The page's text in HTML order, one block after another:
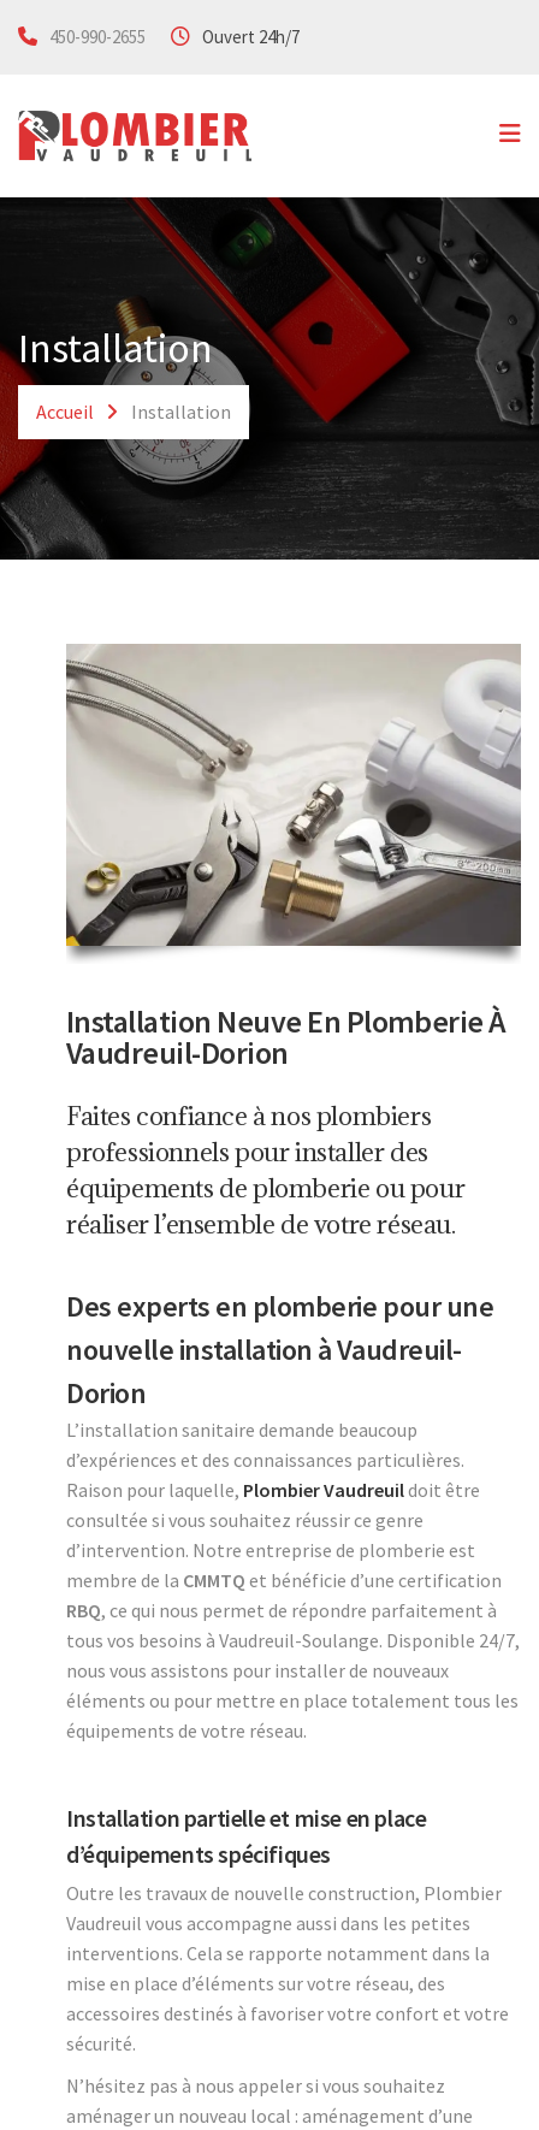
Accueil
Spécialités
Urgence
450-990-2655 Ouvert 24h/7
Installation
Accueil Installation
Installation Neuve En Plomberie À
Vaudreuil-Dorion
Faites confiance à nos plombiers
professionnels pour installer des
équipements de plomberie ou pour
réaliser l’ensemble de votre réseau.
Des experts en plomberie pour une
nouvelle installation à Vaudreuil-
Dorion
L’installation sanitaire demande beaucoup
d’expériences et des connaissances particulières.
Raison pour laquelle, Plombier Vaudreuildoit être
consultée si vous souhaitez réussir ce genre
d’intervention. Notre entreprise de plomberie est
membre de la CMMTQ et bénéficie d’une certification
RBQ, ce qui nous permet de répondre parfaitement à
tous vos besoins à Vaudreuil-Soulange. Disponible 24/7,
nous vous assistons pour installer de nouveaux
éléments ou pour mettre en place totalement tous les
équipements de votre réseau.
Installation partielle et mise en place
d’équipements spécifiques
Outre les travaux de nouvelle construction, Plombier
Vaudreuil vous accompagne aussi dans les petites
interventions. Cela se rapporte notamment dans la
mise en place d’éléments sur votre réseau, des
accessoires destinés à favoriser votre confort et votre
sécurité.
N’hésitez pas à nous appeler si vous souhaitez
aménager un nouveau local : aménagement d’une